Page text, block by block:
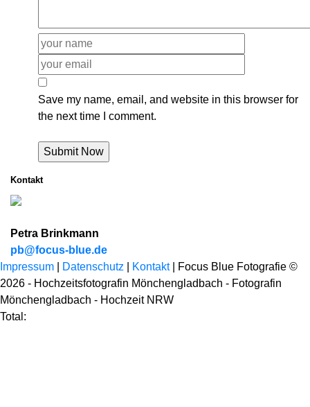
Save my name, email, and website in this browser for
the next time I comment.
Kontakt
Petra Brinkmann
pb@focus-blue.de
Impressum
Datenschutz Kontakt| Focus Blue Fotografie ©
2026 - Hochzeitsfotografin Mönchengladbach - Fotografin
Mönchengladbach - Hochzeit NRW
Total: